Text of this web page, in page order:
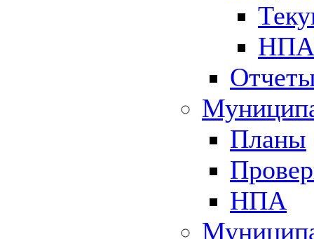
НПА
Планы
НПА